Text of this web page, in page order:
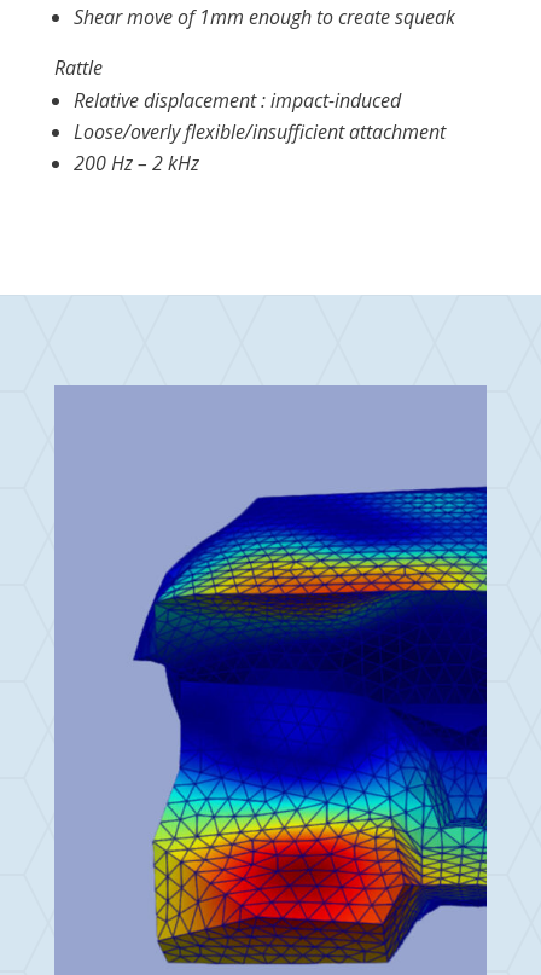
Shear move of 1mm enough to create squeak
Rattle
Relative displacement : impact-induced
Loose/overly flexible/insufficient attachment
200 Hz – 2 kHz